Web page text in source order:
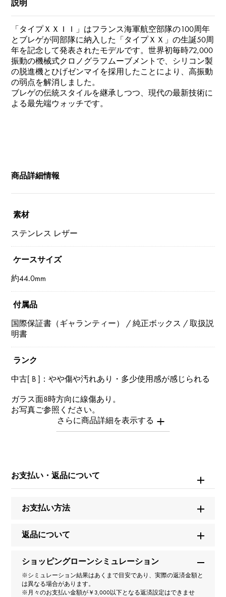
説明
「タイプＸＸＩＩ」はフランス海軍航空部隊の100周年
とブレゲが同部隊に納入した「タイプＸＸ」の生誕50周
年を記念して発表されたモデルです。世界初毎時72,000
振動の機械式クロノグラフムーブメントで、シリコン製
の脱進機とひげゼンマイを採用したことにより、高振動
の弱点を解消しました。
ブレゲの伝統スタイルを継承しつつ、現代の最新技術に
よる最先端ウォッチです。
商品詳細情報
素材
ステンレス レザー
ケースサイズ
約44.0mm
付属品
国際保証書（ギャランティー） / 純正ボックス / 取扱説
明書
ランク
中古[ B ]：やや傷や汚れあり・多少使用感が感じられる
ガラス面8時方向に線傷あり。
お写真ご参照ください。
※中古品につき全体的に多少の小傷がございます。
お問い合わせ商
タイプXXII タイプXXII
ブランド名
お支払い・返品について
お支払い方法
返品について
ショッピングローンシミュレーション
※シミュレーション結果はあくまで目安であり、実際の返済金額と
は異なる場合があります。
※月々のお支払い金額が￥3,000以下となる返済設定はできませ